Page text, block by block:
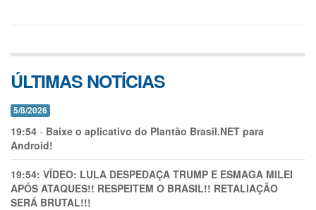
ÚLTIMAS NOTÍCIAS
5/8/2026
19:54 - Baixe o aplicativo do Plantão Brasil.NET para
Android!
19:54: VÍDEO: LULA DESPEDAÇA TRUMP E ESMAGA MILEI
APÓS ATAQUES!! RESPEITEM O BRASIL!! RETALIAÇÃO
SERÁ BRUTAL!!!